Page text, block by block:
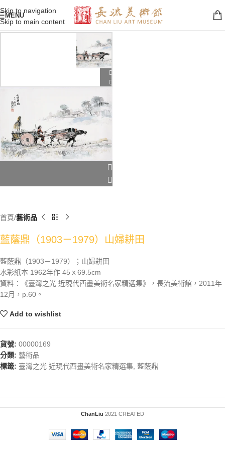
Skip to navigation
Skip to main content
MENU
首頁 藝術品
藍蔭鼎（1903－1979）山婦耕田
藍蔭鼎（1903－1979）；山婦耕田
水彩紙本 1962年作 45ｘ69.5cm
資料：《臺灣之光 近現代西畫美術名家精選集》，長流美術館，2011年
12月，p.60。
Add to wishlist
貨號: 00000169
分類: 藝術品
標籤: 臺灣之光 近現代西畫美術名家精選集 藍蔭鼎
ChanLiu 2021 CREATED